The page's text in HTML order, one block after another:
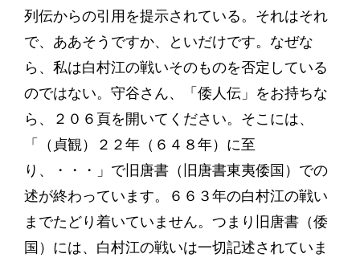
列伝からの引用を提示されている。それはそれ
で、ああそうですか、といだけです。なぜな
ら、私は白村江の戦いそのものを否定している
のではない。守谷さん、「倭人伝」をお持ちな
ら、２０６頁を開いてください。そこには、
「（貞観）２２年（６４８年）に至
り、・・・」で旧唐書（旧唐書東夷倭国）での
述が終わっています。６６３年の白村江の戦い
までたどり着いていません。つまり旧唐書（倭
国）には、白村江の戦いは一切記述されていま